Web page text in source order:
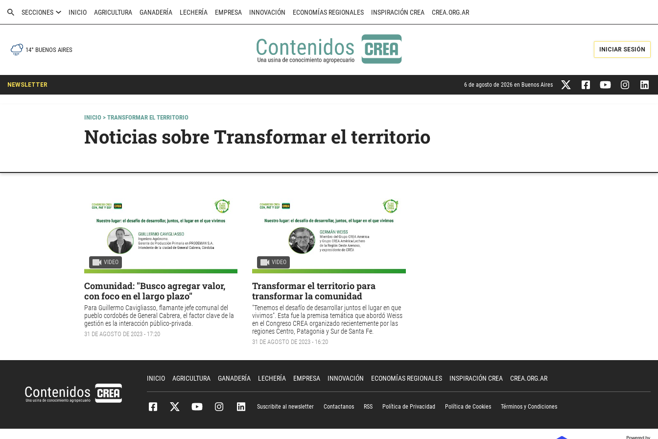
SECCIONES INICIO AGRICULTURA GANADERÍA LECHERÍA EMPRESA INNOVACIÓN ECONOMÍAS REGIONALES INSPIRACIÓN CREA CREA.ORG.AR
14° BUENOS AIRES INICIAR SESIÓN
NEWSLETTER 6 de agosto de 2026 en Buenos Aires
INICIO > TRANSFORMAR EL TERRITORIO
Noticias sobre Transformar el territorio
VIDEO
Comunidad: "Busco agregar valor,
con foco en el largo plazo"
Para Guillermo Cavigliasso, flamante jefe comunal del
pueblo cordobés de General Cabrera, el factor clave de la
gestión es la interacción público-privada.
31 DE AGOSTO DE 2023 - 17:20
VIDEO
Transformar el territorio para
transformar la comunidad
"Tenemos el desafío de desarrollar juntos el lugar en que
vivimos". Esta fue la premisa temática que abordó Weiss
en el Congreso CREA organizado recientemente por las
regiones Centro, Patagonia y Sur de Santa Fe.
31 DE AGOSTO DE 2023 - 16:20
INICIO AGRICULTURA GANADERÍA LECHERÍA EMPRESA INNOVACIÓN ECONOMÍAS REGIONALES INSPIRACIÓN CREA CREA.ORG.AR
Suscribite al newsletter Contactanos RSS Política de Privacidad Política de Cookies Términos y Condiciones